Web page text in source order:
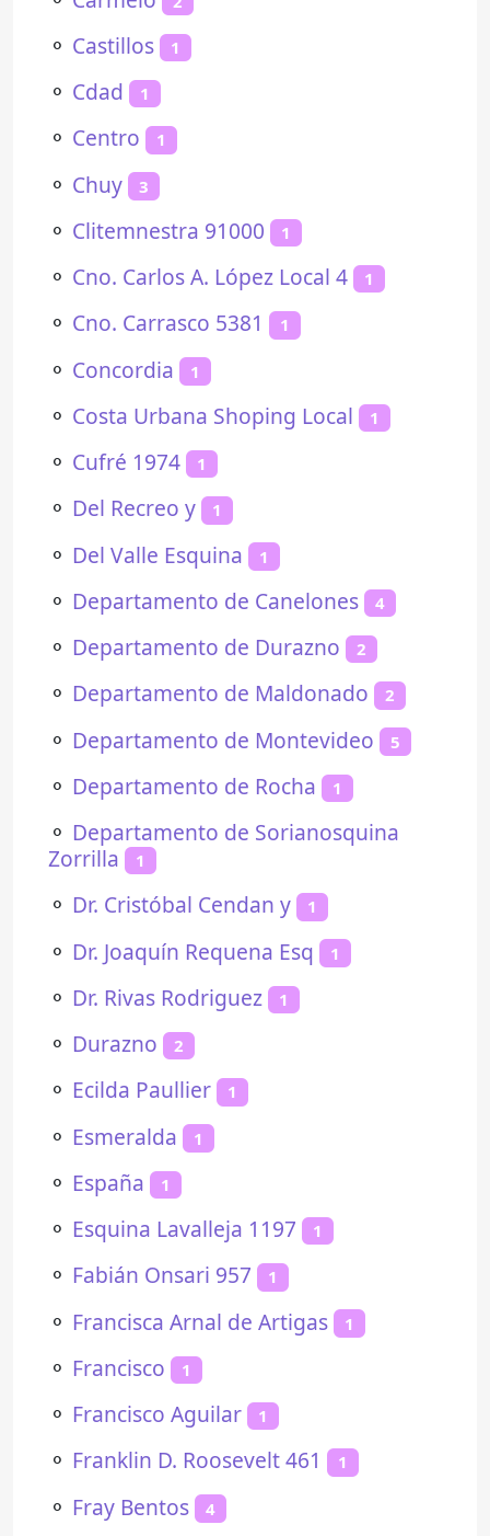
⚬ Castillos 1
⚬ Cdad 1
⚬ Centro 1
⚬ Chuy 3
⚬ Clitemnestra 91000 1
⚬ Cno. Carlos A. López Local 4 1
⚬ Cno. Carrasco 5381 1
⚬ Concordia 1
⚬ Costa Urbana Shoping Local 1
⚬ Cufré 1974 1
⚬ Del Recreo y 1
⚬ Del Valle Esquina 1
⚬ Departamento de Canelones 4
⚬ Departamento de Durazno 2
⚬ Departamento de Maldonado 2
⚬ Departamento de Montevideo 5
⚬ Departamento de Rocha 1
⚬ Departamento de Sorianosquina
Zorrilla
1
⚬ Dr. Cristóbal Cendan y 1
⚬ Dr. Joaquín Requena Esq 1
⚬ Dr. Rivas Rodriguez 1
⚬ Durazno 2
⚬ Ecilda Paullier 1
⚬ Esmeralda 1
⚬ España 1
⚬ Esquina Lavalleja 1197 1
⚬ Fabián Onsari 957 1
⚬ Francisca Arnal de Artigas 1
⚬ Francisco 1
⚬ Francisco Aguilar 1
⚬ Franklin D. Roosevelt 461 1
⚬ Fray Bentos 4